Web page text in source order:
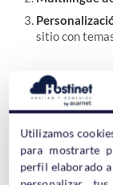
sitio con
¿Listo para
buscas un
de tu web.
Utilizamos
para mostrarte
perfil elaborado